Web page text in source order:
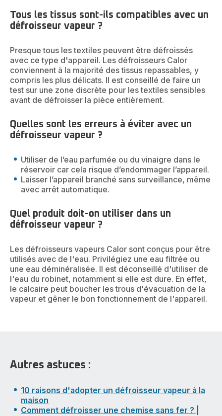
Tous les tissus sont-ils compatibles avec un
défroisseur vapeur ?
Presque tous les textiles peuvent être défroissés
avec ce type d'appareil. Les défroisseurs Calor
conviennent à la majorité des tissus repassables, y
compris les plus délicats. Il est conseillé de faire un
test sur une zone discrète pour les textiles sensibles
avant de défroisser la pièce entièrement.
Quelles sont les erreurs à éviter avec un
défroisseur vapeur ?
Utiliser de l’eau parfumée ou du vinaigre dans le
réservoir car cela risque d’endommager l’appareil.
Laisser l’appareil branché sans surveillance, même
avec arrêt automatique.
Quel produit doit-on utiliser dans un
défroisseur vapeur ?
Les défroisseurs vapeurs Calor sont conçus pour être
utilisés avec de l'eau. Privilégiez une eau filtrée ou
une eau déminéralisée. Il est déconseillé d'utiliser de
l'eau du robinet, notamment si elle est dure. En effet,
le calcaire peut boucher les trous d'évacuation de la
vapeur et gêner le bon fonctionnement de l'appareil.
Autres astuces :
10 raisons d'adopter un défroisseur vapeur à la
maison
Comment défroisser une chemise sans fer ? |